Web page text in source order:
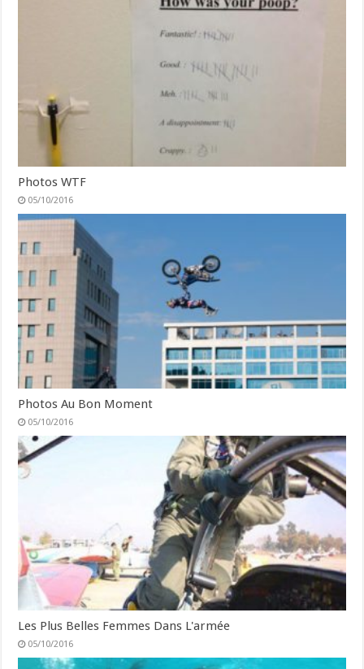
Photos WTF
05/10/2016
Photos Au Bon Moment
05/10/2016
Les Plus Belles Femmes Dans L'armée
05/10/2016